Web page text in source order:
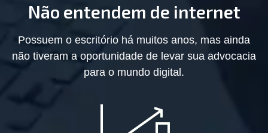
Não entendem de internet
Possuem o escritório há muitos anos, mas ainda
não tiveram a oportunidade de levar sua advocacia
para o mundo digital.